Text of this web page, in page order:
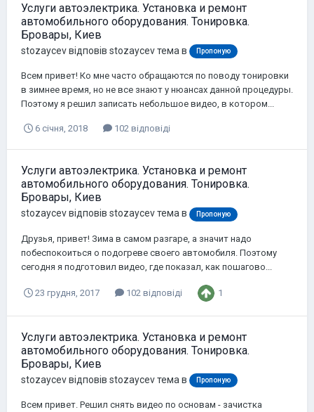
Услуги автоэлектрика. Установка и ремонт
автомобильного оборудования. Тонировка.
Бровары, Киев
stozaycevвідповів stozaycevтема в Пропоную
Всем привет! Ко мне часто обращаются по поводу тонировки
в зимнее время, но не все знают у нюансах данной процедуры.
Поэтому я решил записать небольшое видео, в котором...
6 січня, 2018 102 відповіді
Услуги автоэлектрика. Установка и ремонт
автомобильного оборудования. Тонировка.
Бровары, Киев
stozaycevвідповів stozaycevтема в Пропоную
Друзья, привет! Зима в самом разгаре, а значит надо
побеспокоиться о подогреве своего автомобиля. Поэтому
сегодня я подготовил видео, где показал, как пошагово...
23 грудня, 2017 102 відповіді 1
Услуги автоэлектрика. Установка и ремонт
автомобильного оборудования. Тонировка.
Бровары, Киев
stozaycevвідповів stozaycevтема в Пропоную
Всем привет. Решил снять видео по основам - зачистка